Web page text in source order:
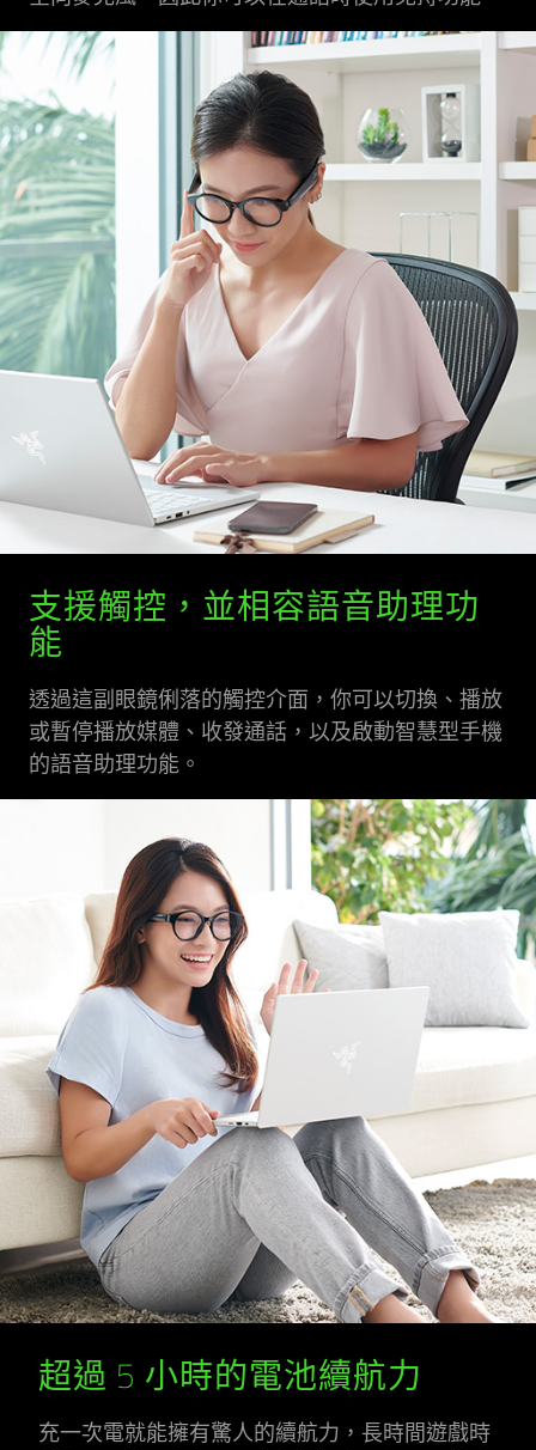
支援觸控，並相容語音助理功
能
透過這副眼鏡俐落的觸控介面，你可以切換、播放
或暫停播放媒體、收發通話，以及啟動智慧型手機
的語音助理功能。
超過 5 小時的電池續航力
充一次電就能擁有驚人的續航力，長時間遊戲時